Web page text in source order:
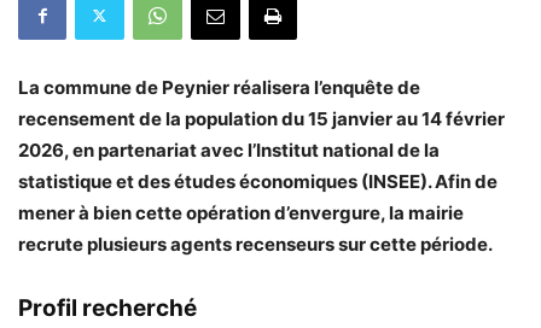
La commune de Peynier réalisera l’enquête de
recensement de la population du 15 janvier au 14 février
2026, en partenariat avec l’Institut national de la
statistique et des études économiques (INSEE). Afin de
mener à bien cette opération d’envergure, la mairie
recrute plusieurs agents recenseurs sur cette période.
Profil recherché